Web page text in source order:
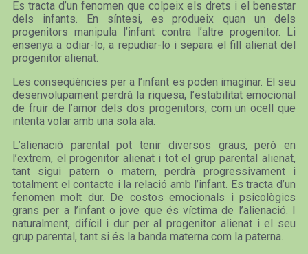
Es tracta d’un fenomen que colpeix els drets i el benestar
dels infants. En síntesi, es produeix quan un dels
progenitors manipula l’infant contra l’altre progenitor. Li
ensenya a odiar-lo, a repudiar-lo i separa el fill alienat del
progenitor alienat.
Les conseqüències per a l’infant es poden imaginar. El seu
desenvolupament perdrà la riquesa, l’estabilitat emocional
de fruir de l’amor dels dos progenitors; com un ocell que
intenta volar amb una sola ala.
L’alienació parental pot tenir diversos graus, però en
l’extrem, el progenitor alienat i tot el grup parental alienat,
tant sigui patern o matern, perdrà progressivament i
totalment el contacte i la relació amb l’infant. Es tracta d’un
fenomen molt dur. De costos emocionals i psicològics
grans per a l’infant o jove que és víctima de l’alienació. I
naturalment, difícil i dur per al progenitor alienat i el seu
grup parental, tant si és la banda materna com la paterna.